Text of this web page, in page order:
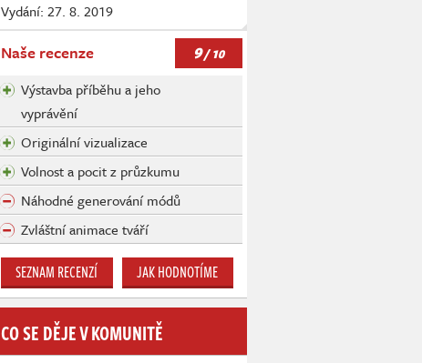
Vydání: 27. 8. 2019
Naše recenze 9/ 10
Výstavba příběhu a jeho
vyprávění
Originální vizualizace
Volnost a pocit z průzkumu
Náhodné generování módů
Zvláštní animace tváří
SEZNAM RECENZÍ JAK HODNOTÍME
CO SE DĚJE V KOMUNITĚ